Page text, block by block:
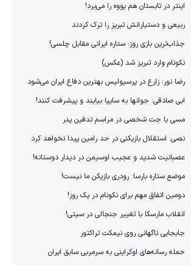
اینتر در تابستان هم یووه را می‌برد!
ربیعی و دستیارانش تبریز را ترک کردند
جذاب‌ترین بازی روز: ستاره ایرانی مقابل چلسی!
نکونام وارد تبریز شد (عکس)
رضا نور: زارع در پرسپولیس بهترین دفاع ایران می‌شود
ابی صادقی: جوانها به سایپا بیایند و پیشرفت کنند!
مسی با جت شخصی در مراسم تدفین پدر
نصی: استقلال بازیکنی در حد رامین پیدا نخواهد کرد
عصبانیت شدید و عجیب اوسیمن در دیدار دوستانه!
موضع ستاره بارسا: رودری بازیکن ما نیست!
دومین اتفاق مهم برای نکونام در یک روز!
انقلاب مارسکا با تغییر جنجالی در سیتی!
جابجایی ناگهانی روی نیمکت تراکتور
حمله رسانه‌های اوکراینی به سرمربی سابق ایران